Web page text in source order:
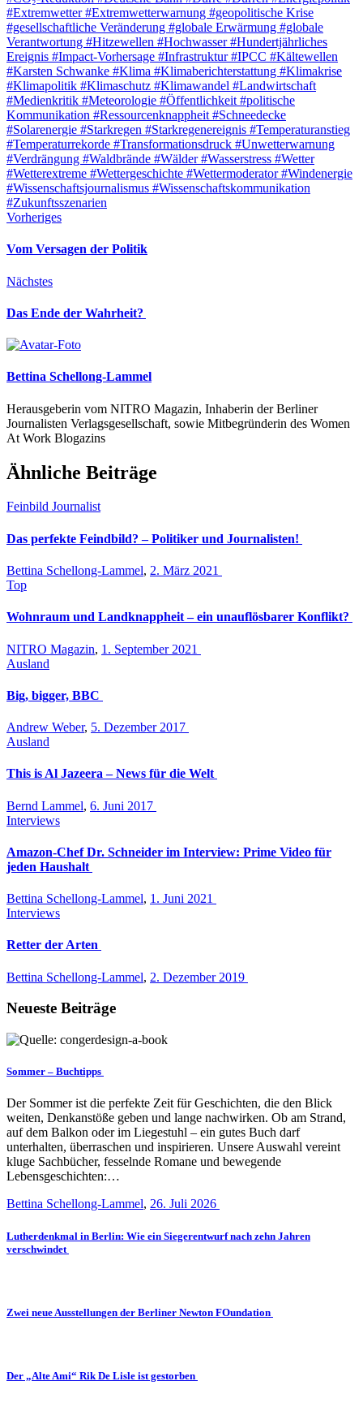
#Extremwetter#Extremwetterwarnung #geopolitische Krise
#gesellschaftliche Veränderung #globale Erwärmung #globale
Verantwortung #Hitzewellen #Hochwasser#Hundertjährliches
Ereignis #Impact-Vorhersage #Infrastruktur#IPCC #Kältewellen
#Karsten Schwanke #Klima #Klimaberichterstattung #Klimakrise
#Klimapolitik #Klimaschutz #Klimawandel #Landwirtschaft
#Medienkritik #Meteorologie #Öffentlichkeit #politische
Kommunikation #Ressourcenknappheit #Schneedecke
#Solarenergie #Starkregen #Starkregenereignis #Temperaturanstieg
#Temperaturrekorde #Transformationsdruck #Unwetterwarnung
#Verdrängung #Waldbrände #Wälder#Wasserstress #Wetter
#Wetterextreme #Wettergeschichte #Wettermoderator#Windenergie
#Wissenschaftsjournalismus #Wissenschaftskommunikation
#Zukunftsszenarien
Vorheriges
Vom Versagen der Politik
Nächstes
Das Ende der Wahrheit?
Bettina Schellong-Lammel
Herausgeberin vom NITRO Magazin, Inhaberin der Berliner
Journalisten Verlagsgesellschaft, sowie Mitbegründerin des Women
At Work Blogazins
Ähnliche Beiträge
Feinbild Journalist
Das perfekte Feindbild? – Politiker und Journalisten!
Bettina Schellong-Lammel, 2. März 2021
Top
Wohnraum und Landknappheit – ein unauflösbarer Konflikt?
NITRO Magazin, 1. September 2021
Ausland
Big, bigger, BBC
Andrew Weber, 5. Dezember 2017
Ausland
This is Al Jazeera – News für die Welt
Bernd Lammel, 6. Juni 2017
Interviews
Amazon-Chef Dr. Schneider im Interview: Prime Video für
jeden Haushalt
Bettina Schellong-Lammel, 1. Juni 2021
Interviews
Retter der Arten
Bettina Schellong-Lammel, 2. Dezember 2019
Neueste Beiträge
Sommer – Buchtipps
Der Sommer ist die perfekte Zeit für Geschichten, die den Blick
weiten, Denkanstöße geben und lange nachwirken. Ob am Strand,
auf dem Balkon oder im Liegestuhl – ein gutes Buch darf
unterhalten, überraschen und inspirieren. Unsere Auswahl vereint
kluge Sachbücher, fesselnde Romane und bewegende
Lebensgeschichten:…
Bettina Schellong-Lammel, 26. Juli 2026
Lutherdenkmal in Berlin: Wie ein Siegerentwurf nach zehn Jahren
verschwindet
Zwei neue Ausstellungen der Berliner Newton FOundation
Der „Alte Ami“ Rik De Lisle ist gestorben